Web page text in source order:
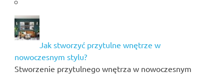
Jak stworzyć przytulne wnętrze w
nowoczesnym stylu?
Stworzenie przytulnego wnętrza w nowoczesnym